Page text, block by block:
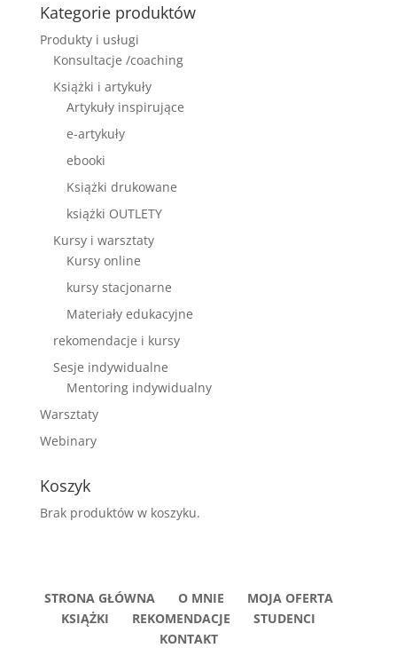
Kategorie produktów
Produkty i usługi
Konsultacje /coaching
Książki i artykuły
Artykuły inspirujące
e-artykuły
ebooki
Książki drukowane
książki OUTLETY
Kursy i warsztaty
Kursy online
kursy stacjonarne
Materiały edukacyjne
rekomendacje i kursy
Sesje indywidualne
Mentoring indywidualny
Warsztaty
Webinary
Koszyk
Brak produktów w koszyku.
STRONA GŁÓWNA O MNIE
MOJA OFERTA
KSIĄŻKI
REKOMENDACJE
STUDENCI
KONTAKT